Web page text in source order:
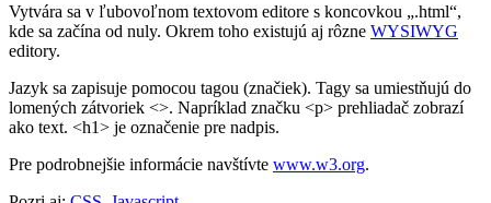
Vytvára sa v ľubovoľnom textovom editore s koncovkou „.html“,
kde sa začína od nuly. Okrem toho existujú aj rôzne WYSIWYG
editory.
Jazyk sa zapisuje pomocou tagou (značiek). Tagy sa umiestňujú do
lomených zátvoriek <>. Napríklad značku <p> prehliadač zobrazí
ako text. <h1> je označenie pre nadpis.
Pre podrobnejšie informácie navštívte www.w3.org.